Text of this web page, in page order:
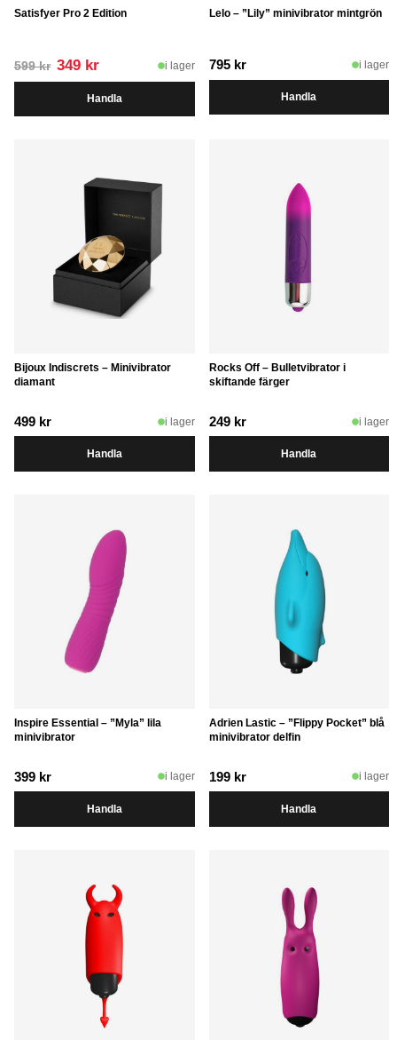
Satisfyer Pro 2 Edition
599kr Det
ursprungliga
priset
var:
349 krDet
nuvarande
priset
är:
i lager
Handla
Lelo – ”Lily” minivibrator mintgrön
795 kr i lager
Handla
Bijoux Indiscrets – Minivibrator
diamant
499 kr i lager
Handla
Rocks Off – Bulletvibrator i
skiftande färger
249 kr i lager
Handla
Inspire Essential – ”Myla” lila
minivibrator
399 kr i lager
Handla
Adrien Lastic – ”Flippy Pocket” blå
minivibrator delfin
199 kr i lager
Handla